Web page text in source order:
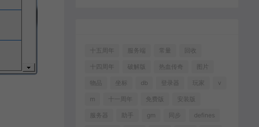
十五周年 服务端 常量 回收
十四周年 破解版 热血传奇 图片
物品 坐标 db 登录器 玩家 v
m 十一周年 免费版 安装版
服务器 助手 gm 同步 defines